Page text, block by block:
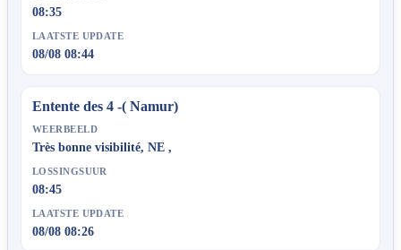
08:35
LAATSTE UPDATE
08/08 08:44
Entente des 4 -( Namur)
WEERBEELD
Très bonne visibilité, NE ,
LOSSINGSUUR
08:45
LAATSTE UPDATE
08/08 08:26